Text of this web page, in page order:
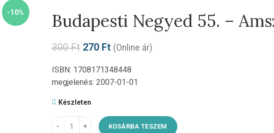
-10% Budapesti Negyed 55. –
300Ft 270 Ft (Online ár)
ISBN: 1708171348448
megjelenés: 2007-01-01
Készleten
KOSÁRBA TESZEM